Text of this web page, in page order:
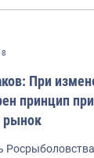
При
принцип
рынок